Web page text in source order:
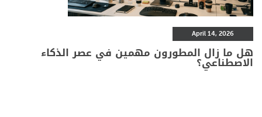
April 14, 2026
هل ما زال المطورون مهمين في عصر الذكاء
الاصطناعي؟